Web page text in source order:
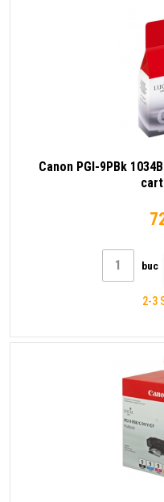
Canon PGI-9PBk
buc
2-3